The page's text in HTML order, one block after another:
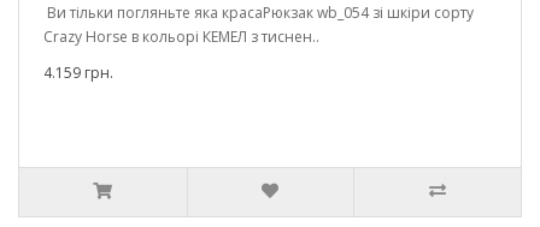
Ви тільки погляньте яка красаРюкзак wb_054 зі шкіри сорту
Crazy Horse в кольорі КЕМЕЛ з тиснен..
4.159 грн.